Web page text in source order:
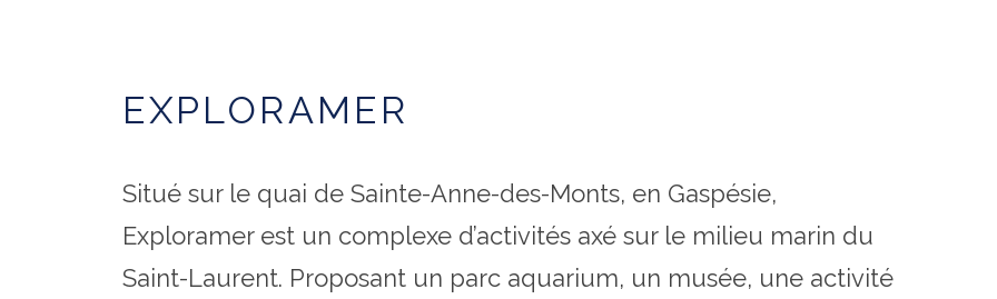
EXPLORAMER
Situé sur le quai de Sainte-Anne-des-Monts, en Gaspésie,
Exploramer est un complexe d’activités axé sur le milieu marin du
Saint-Laurent. Proposant un parc aquarium, un musée, une activité